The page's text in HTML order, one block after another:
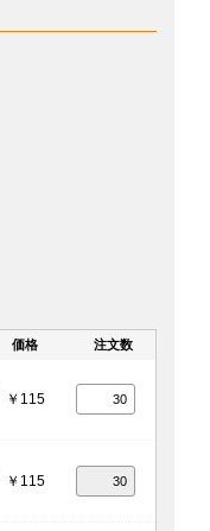
価格 注文数
￥115
￥115